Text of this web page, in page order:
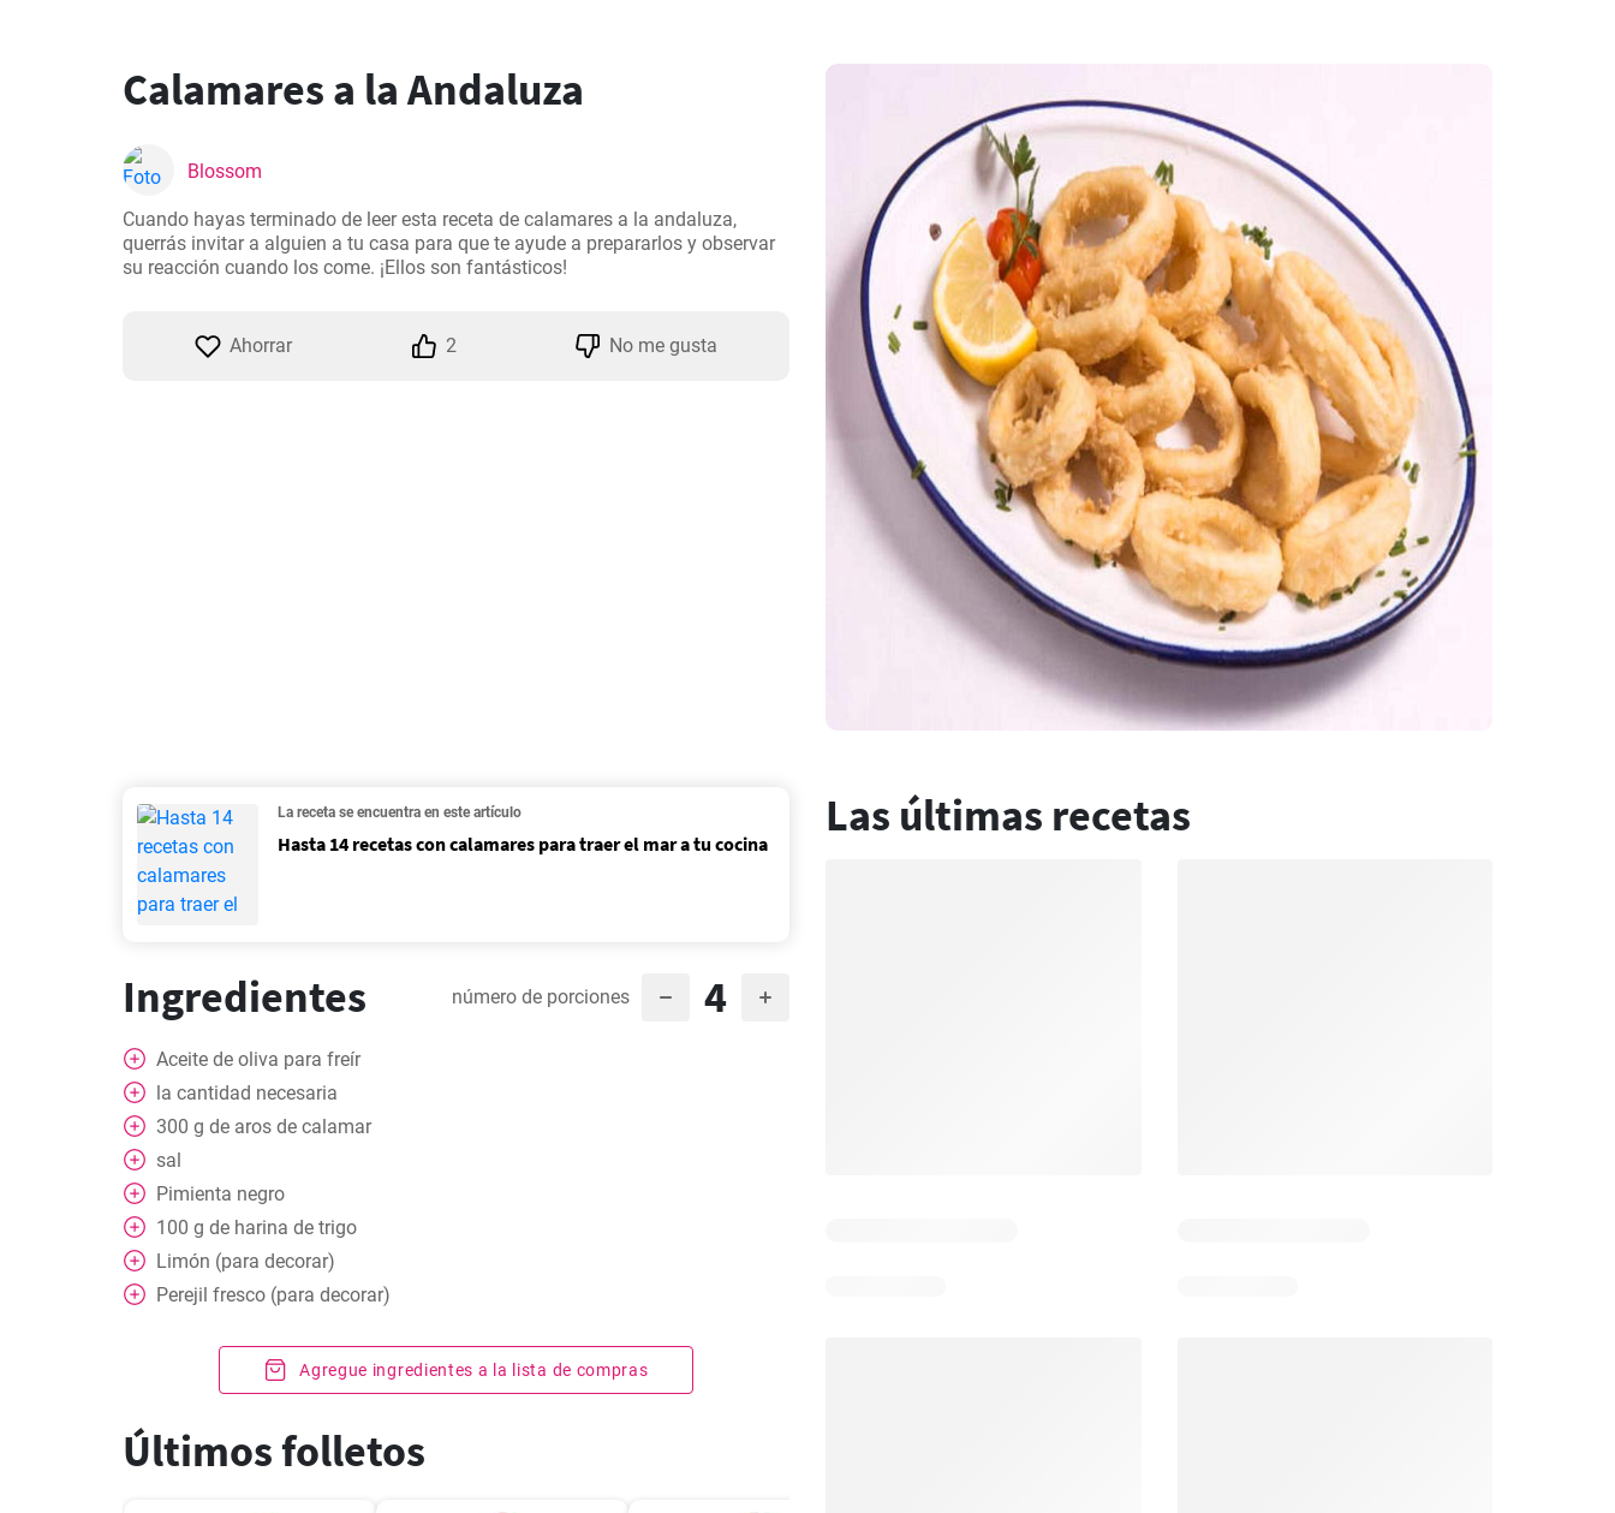
Calamares a la Andaluza
Blossom
Cuando hayas terminado de leer esta receta de calamares a la andaluza,
querrás invitar a alguien a tu casa para que te ayude a prepararlos y observar
su reacción cuando los come. ¡Ellos son fantásticos!
Ahorrar 2 No me gusta
La receta se encuentra en este artículo
Hasta 14 recetas con calamares para traer el mar a tu cocina
Ingredientes número de porciones 4
Aceite de oliva para freír
la cantidad necesaria
300 g de aros de calamar
sal
Pimienta negro
100 g de harina de trigo
Limón (para decorar)
Perejil fresco (para decorar)
Agregue ingredientes a la lista de compras
Últimos folletos
Las últimas recetas